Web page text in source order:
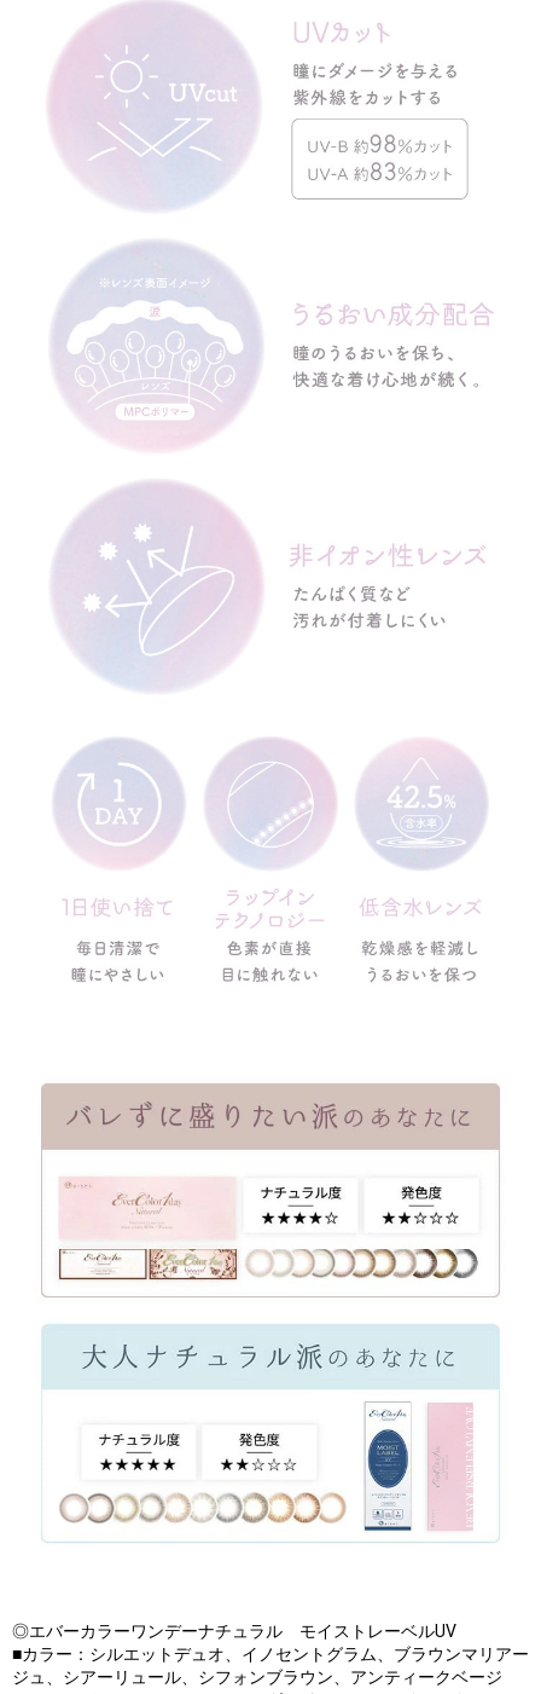
◎エバーカラーワンデーナチュラル モイストレーベルUV
■カラー：シルエットデュオ、イノセントグラム、ブラウンマリアー
ジュ、シアーリュール、シフォンブラウン、アンティークベージ